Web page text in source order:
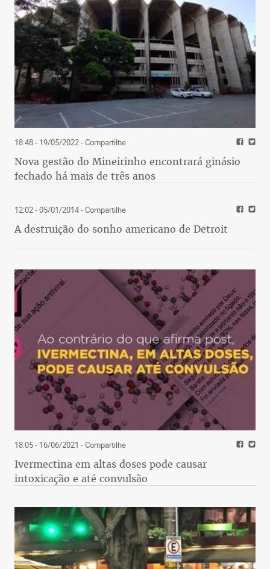
18:48 - 19/05/2022- Compartilhe
Nova gestão do Mineirinho encontrará ginásio
fechado há mais de três anos
12:02 - 05/01/2014- Compartilhe
A destruição do sonho americano de Detroit
18:05 - 16/06/2021 - Compartilhe
Ivermectina em altas doses pode causar
intoxicação e até convulsão